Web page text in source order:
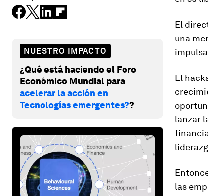
NUESTRO IMPACTO
¿Qué está haciendo el Foro
Económico Mundial para
acelerar la acción en
Tecnologías emergentes??
El
una
El
lanzar
las